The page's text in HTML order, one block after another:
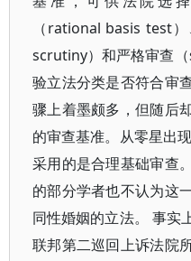
（rational basis test
scrutiny）和严格审查
验立法分类是否符合审
骤上着墨颇多，但随后
的审查基准。从零星出
采用的是合理基础审查
的部分学者也不认为这
同性婚姻的立法。 事实
联邦第二巡回上诉法院